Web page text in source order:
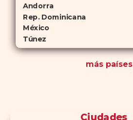
Andorra
Rep. Dominicana
México
Túnez
más países
Ciudades